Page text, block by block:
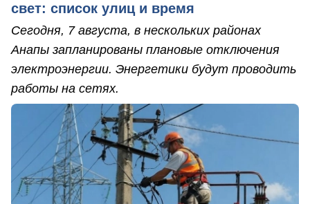
свет: список улиц и время
Сегодня, 7 августа, в нескольких районах
Анапы запланированы плановые отключения
электроэнергии. Энергетики будут проводить
работы на сетях.